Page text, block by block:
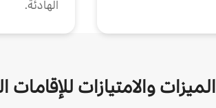
الهادئة.
الميزات والامتيازات للإقامات